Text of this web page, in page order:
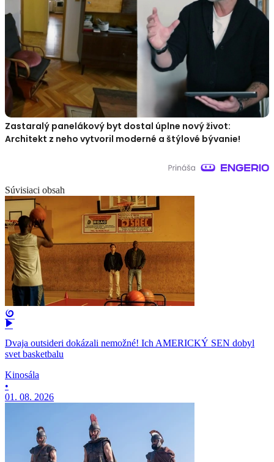
Zastaralý panelákový byt dostal úplne nový život:
Architekt z neho vytvoril moderné a štýlové bývanie!
Súvisiaci obsah
Dvaja outsideri dokázali nemožné! Ich AMERICKÝ SEN dobyl
svet basketbalu
Kinosála
•
01. 08. 2026